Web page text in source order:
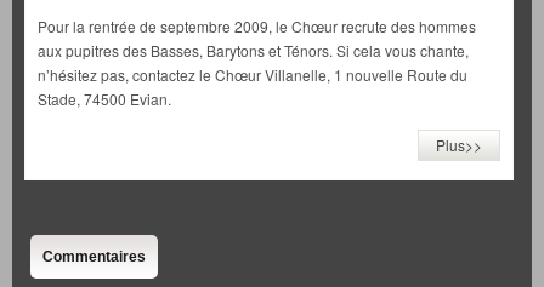
Pour la rentrée de septembre 2009, le Chœur recrute des hommes
aux pupitres des Basses, Barytons et Ténors. Si cela vous chante,
n’hésitez pas, contactez le Chœur Villanelle, 1 nouvelle Route du
Stade, 74500 Evian.
Plus>>
Commentaires